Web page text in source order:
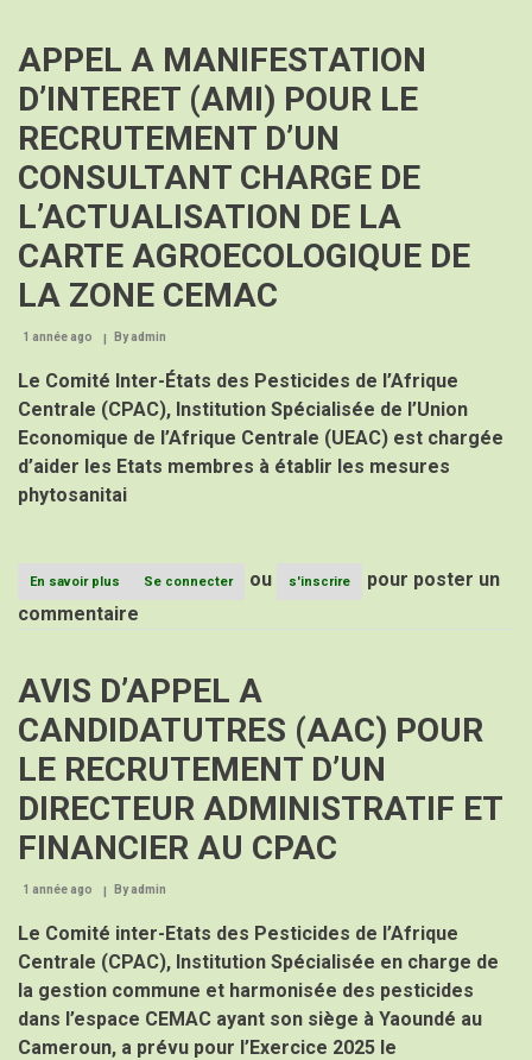
(AAC)
POUR
LE
RECRUTEMENT
D’UN
EXPERT
LA
DIRECTION
ADMINISTRATIVE
ET
AU
APPEL A MANIFESTATION
D’INTERET (AMI) POUR LE
RECRUTEMENT D’UN
CONSULTANT CHARGE DE
L’ACTUALISATION DE LA
CARTE AGROECOLOGIQUE DE
LA ZONE CEMAC
1 année ago Byadmin
Le Comité Inter-États des Pesticides de l’Afrique
Centrale (CPAC), Institution Spécialisée de l’Union
Economique de l’Afrique Centrale (UEAC) est chargée
d’aider les Etats membres à établir les mesures
phytosanitai
En savoir plus
APPEL
A
(AMI)
POUR
LE
RECRUTEMENT
D’UN
CONSULTANT
CHARGE
DE
L’ACTUALISATION
DE
LA
AGROECOLOGIQUE
DE
LA
ZONE
Se connecter ou s'inscrire
pour poster un
commentaire
AVIS D’APPEL A
CANDIDATUTRES (AAC) POUR
LE RECRUTEMENT D’UN
DIRECTEUR ADMINISTRATIF ET
FINANCIER AU CPAC
1 année ago Byadmin
Le Comité inter-Etats des Pesticides de l’Afrique
Centrale (CPAC), Institution Spécialisée en charge de
la gestion commune et harmonisée des pesticides
dans l’espace CEMAC ayant son siège à Yaoundé au
Cameroun, a prévu pour l’Exercice 2025 le